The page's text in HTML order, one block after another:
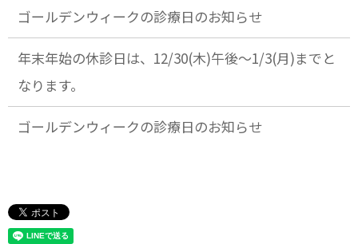
ゴールデンウィークの診療日のお知らせ
年末年始の休診日は、12/30(木)午後～1/3(月)までと
なります。
ゴールデンウィークの診療日のお知らせ